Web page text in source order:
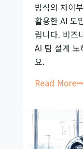
방식의 차이
활용한 AI 도
립니다. 비즈
AI 팀 설계 노
요.
Read More
란